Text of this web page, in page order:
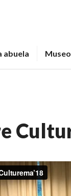
abuela Museo